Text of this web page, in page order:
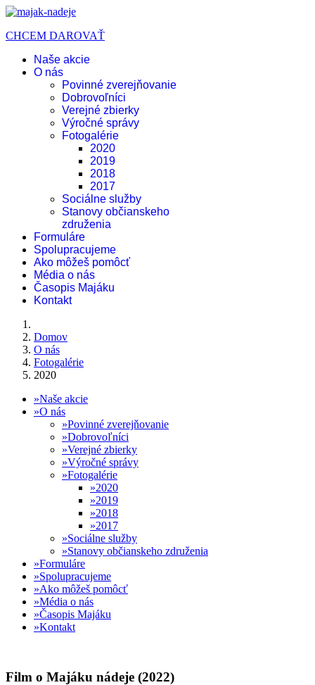
CHCEM DAROVAŤ
Naše akcie
O nás
Povinné zverejňovanie
Dobrovoľníci
Verejné zbierky
Výročné správy
Fotogalérie
2020
2019
2018
2017
Sociálne služby
Stanovy občianskeho
združenia
Formuláre
Spolupracujeme
Ako môžeš pomôcť
Média o nás
Časopis Majáku
Kontakt
Domov
O nás
Fotogalérie
2020
Naše akcie
O nás
Povinné zverejňovanie
Dobrovoľníci
Verejné zbierky
Výročné správy
Fotogalérie
2020
2019
2018
2017
Sociálne služby
Stanovy občianskeho združenia
Formuláre
Spolupracujeme
Ako môžeš pomôcť
Média o nás
Časopis Majáku
Kontakt
Film o Majáku nádeje (2022)